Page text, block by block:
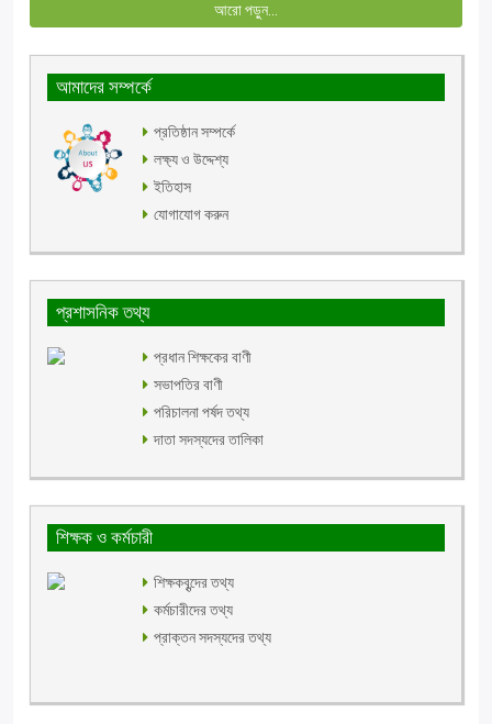
আরো পড়ুন...
আমাদের সম্পর্কে
প্রতিষ্ঠান সম্পর্কে
লক্ষ্য ও উদ্দেশ্য
ইতিহাস
যোগাযোগ করুন
প্রশাসনিক তথ্য
প্রধান শিক্ষকের বাণী
সভাপতির বাণী
পরিচালনা পর্ষদ তথ্য
দাতা সদস্যদের তালিকা
শিক্ষক ও কর্মচারী
শিক্ষকবৃন্দের তথ্য
কর্মচারীদের তথ্য
প্রাক্তন সদস্যদের তথ্য